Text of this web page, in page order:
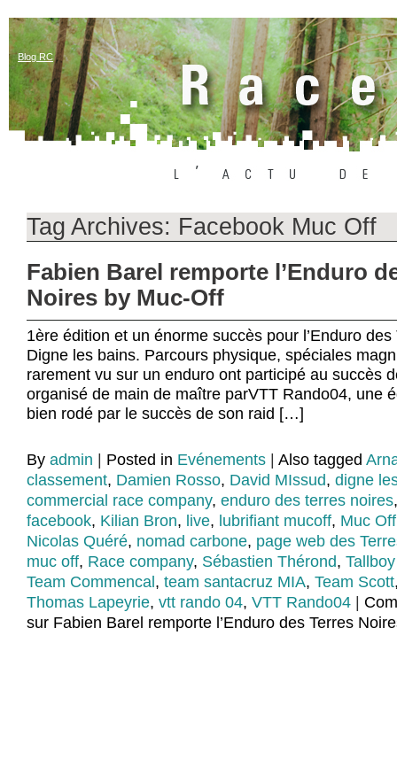
Blog RC
Tag Archives: Facebook Muc Off
Fabien Barel remporte l’Enduro
Noires by Muc-Off
1ère édition et un énorme succès pour l’Enduro
Digne les bains. Parcours physique, spéciales
rarement vu sur un enduro ont participé au succès
organisé de main de maître parVTT Rando04, une
bien rodé par le succès de son raid […]
By admin Posted in Evénements Also tagged
classement, Damien Rosso, David MIssud, digne
commercial race company, enduro des terres noires
facebook, Kilian Bron, live, lubrifiant mucoff, Muc Off
Nicolas Quéré, nomad carbone, page web des
muc off, Race company, Sébastien Thérond,
Team Commencal , team santacruz MIA, Team Scott
Thomas Lapeyrie, vtt rando 04, VTT Rando04
sur Fabien Barel remporte l’Enduro des Terres